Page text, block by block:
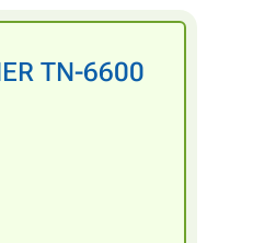
TN-6600